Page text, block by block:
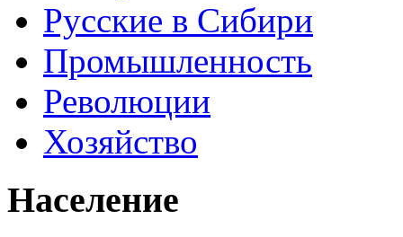
Русские в Сибири
Промышленность
Революции
Хозяйство
Население